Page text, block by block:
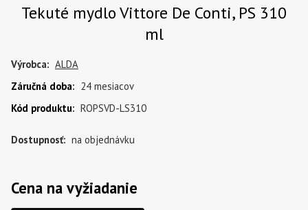
Tekuté mydlo Vittore De Conti, PS 310
ml
Výrobca: ALDA
Záručná doba: 24 mesiacov
Kód produktu: ROPSVD-LS310
Dostupnosť: na objednávku
Cena na vyžiadanie